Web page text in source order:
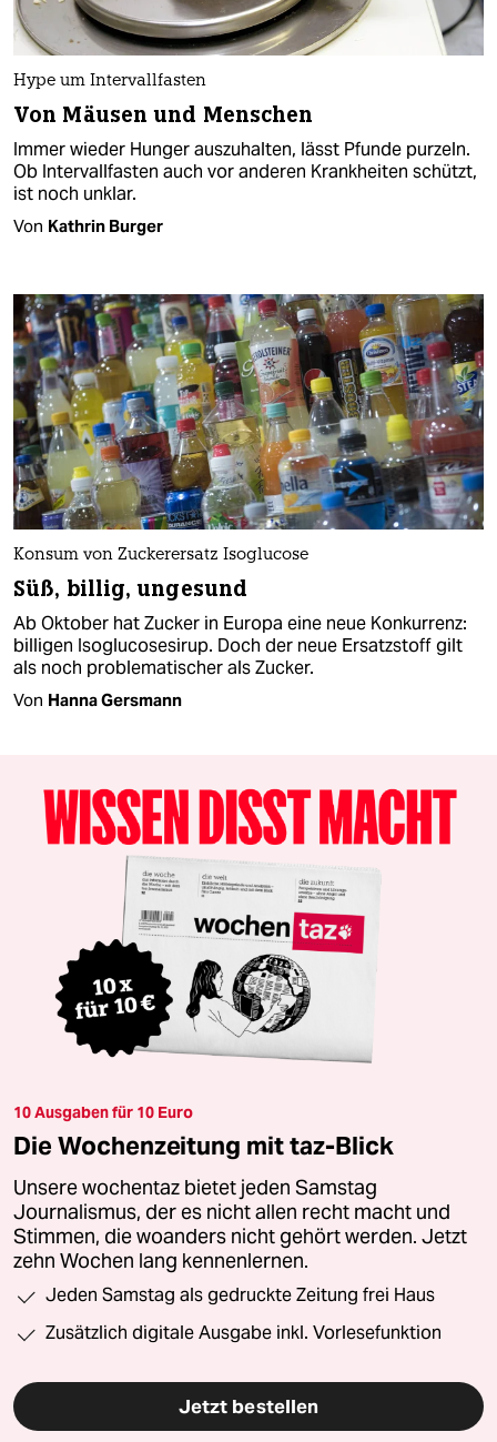
Hype um Intervallfasten
Von Mäusen und Menschen
Immer wieder Hunger auszuhalten, lässt Pfunde purzeln.
Ob Intervallfasten auch vor anderen Krankheiten schützt,
ist noch unklar.
Von Kathrin Burger
Konsum von Zuckerersatz Isoglucose
Süß, billig, ungesund
Ab Oktober hat Zucker in Europa eine neue Konkurrenz:
billigen Isoglucosesirup. Doch der neue Ersatzstoff gilt
als noch problematischer als Zucker.
Von Hanna Gersmann
10 Ausgaben für 10 Euro
Die Wochenzeitung mit taz-Blick
Unsere wochentaz bietet jeden Samstag
Journalismus, der es nicht allen recht macht und
Stimmen, die woanders nicht gehört werden. Jetzt
zehn Wochen lang kennenlernen.
Jeden Samstag als gedruckte Zeitung frei Haus
Zusätzlich digitale Ausgabe inkl. Vorlesefunktion
Jetzt bestellen